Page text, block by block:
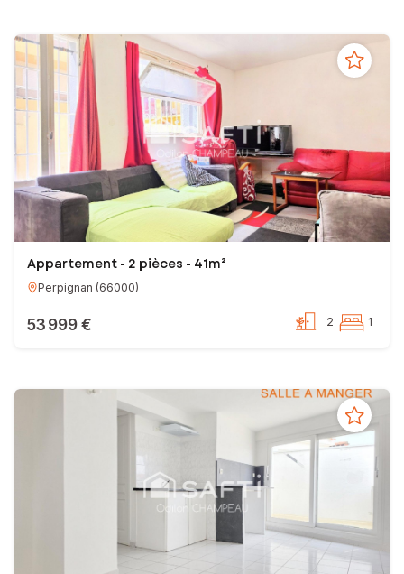
Appartement - 2 pièces - 41m²
Perpignan (66000)
53 999 € 2 1